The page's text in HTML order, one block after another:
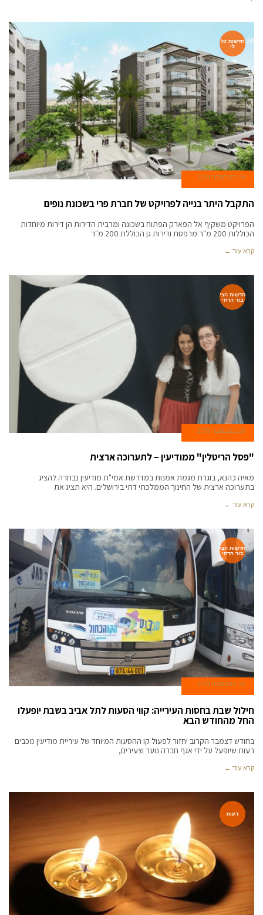
חדשות כל
לי
28 בנובמבר 2019
התקבל היתר בנייה לפרויקט של חברת פרי בשכונת נופים
הפרויקט משקיף אל הפארק הפתוח בשכונה ומרבית הדירות הן דירות מיוחדות
הכוללות 200 מ"ר מרפסת ודירות גן הכוללת 200 מ"ר
קרא עוד ←
חדשות הצי
בור הדתי
26 בנובמבר 2019
"פסל הריטלין" ממודיעין – לתערוכה ארצית
מאיה כהנא, בוגרת מגמת אמנות במדרשת אמי"ת מודיעין נבחרה להציג
בתערוכה ארצית של החינוך הממלכתי דתי בירושלים. היא תציג את
קרא עוד ←
חדשות הצי
בור הדתי
26 בנובמבר 2019
חילול שבת בחסות העירייה: קווי הסעות לתל אביב בשבת יופעלו
החל מהחודש הבא
בחודש דצמבר הקרוב יחזור לפעול קו ההסעות המיוחד של עיריית מודיעין מכבים
רעות שיופעל על ידי אגף חברה נוער וצעירים,
קרא עוד ←
דעות